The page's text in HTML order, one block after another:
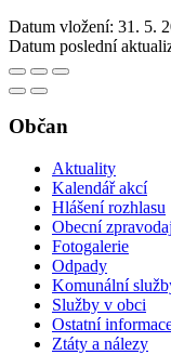
Datum vložení: 31. 5.
Datum poslední
Občan
Aktuality
Kalendář akcí
Hlášení rozhlasu
Obecní zpravodaj
Fotogalerie
Odpady
Komunální
Služby v obci
Ostatní
Ztáty a nálezy